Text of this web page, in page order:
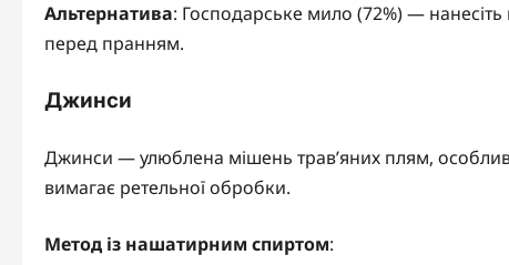
Альтернатива: Господарське мило (72%) —
перед пранням.
Джинси
Джинси — улюблена мішень трав’яних плям, особливо
вимагає ретельної обробки.
Метод із нашатирним спиртом: